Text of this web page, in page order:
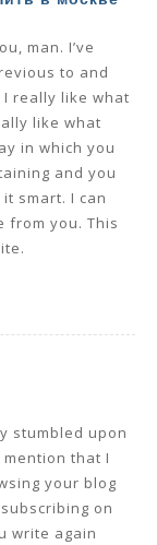
man. I’ve
to and
really like what
like what
in which you
and you
smart. I can
from you. This
stumbled upon
that I
your blog
on
write again